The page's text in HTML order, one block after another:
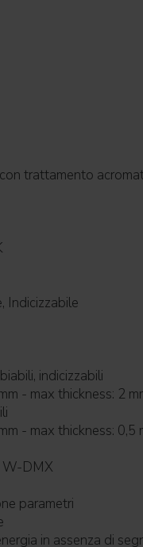
con trattamento
Indicizzabile
indicizzabili
- max thickness: 2
- max thickness: 0,5
Net, W-DMX
parametri